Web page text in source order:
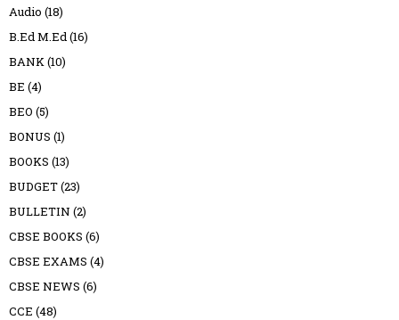
Audio (18)
B.Ed M.Ed(16)
BANK(10)
BE (4)
BEO (5)
BONUS (1)
BOOKS (13)
BUDGET(23)
BULLETIN (2)
CBSE BOOKS (6)
CBSE EXAMS (4)
CBSE NEWS (6)
CCE (48)